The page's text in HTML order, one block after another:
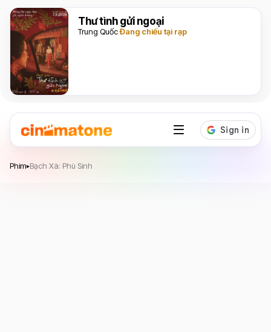
Thư tình gửi ngoại
Trung QuốcĐang chiếu tại rạp
Phim▸Bạch Xà: Phù Sinh